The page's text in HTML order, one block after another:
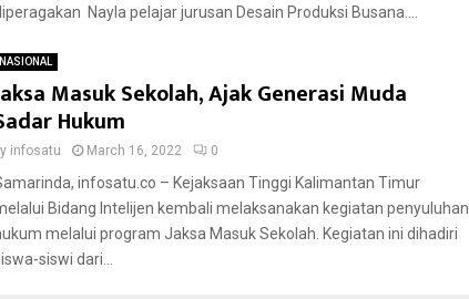
Nayla pelajar jurusan Desain Produksi Busana....
NASIONAL
Masuk Sekolah, Ajak Generasi Muda
Hukum
infosatu March 16, 2022 0
infosatu.co – Kejaksaan Tinggi Kalimantan Timur
Bidang Intelijen kembali melaksanakan kegiatan penyuluhan
melalui program Jaksa Masuk Sekolah. Kegiatan ini dihadiri
siswi dari...